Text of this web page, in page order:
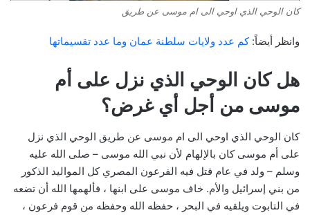
كان الوحي الذي اوحي الى ام موسى عن طريق
وانظر أيضاً:كم عدد ولايات سلطنة عمان وما عدد تقسيماتها
هل كان الوحي الذي نزل على أم
موسى من أجل أي غرض؟
كان الوحي الذي اوحي الى ام موسى عن طريق الوحي الذي نزل
على أم موسى كان بالإلهام لأن نبي الله موسى – صلى الله عليه
وسلم – ولد في عام قتل فيه الفرعون المصري كل المواليد الذكور
من بني إسرائيل والأم. خاف موسى على ابنها ، فألهمها الله أن تضعه
في التابوت ويلقيه في البحر ، حفظه الله وحفظه من قوم فرعون ،